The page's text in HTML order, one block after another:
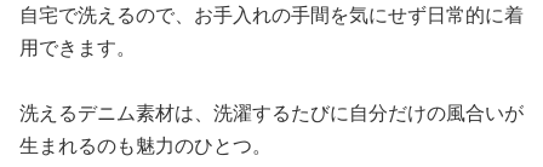
自宅で洗えるので、お手入れの手間を気にせず日常的に着
用できます。
洗えるデニム素材は、洗濯するたびに自分だけの風合いが
生まれるのも魅力のひとつ。